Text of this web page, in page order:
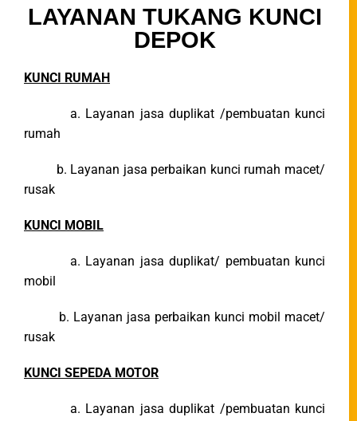
LAYANAN TUKANG KUNCI
DEPOK
KUNCI RUMAH
a. Layanan jasa duplikat /pembuatan kunci
rumah
b. Layanan jasa perbaikan kunci rumah macet/
rusak
KUNCI MOBIL
a. Layanan jasa duplikat/ pembuatan kunci
mobil
b. Layanan jasa perbaikan kunci mobil macet/
rusak
KUNCI SEPEDA MOTOR
a. Layanan jasa duplikat /pembuatan kunci